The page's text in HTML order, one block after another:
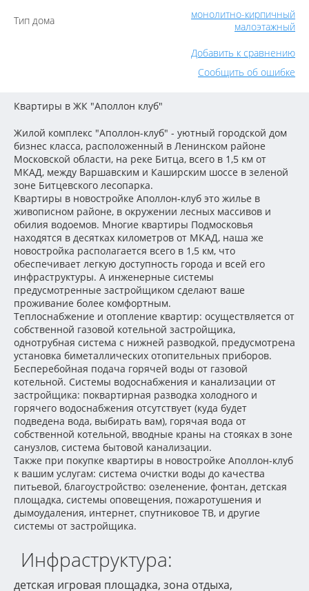
Тип дома
монолитно-кирпичный
малоэтажный
Добавить к сравнению
Сообщить об ошибке
Квартиры в ЖК "Аполлон клуб"
Жилой комплекс "Аполлон-клуб" - уютный городской дом
бизнес класса, расположенный в Ленинском районе
Московской области, на реке Битца, всего в 1,5 км от
МКАД, между Варшавским и Каширским шоссе в зеленой
зоне Битцевского лесопарка.
Квартиры в новостройке Аполлон-клуб это жилье в
живописном районе, в окружении лесных массивов и
обилия водоемов. Многие квартиры Подмосковья
находятся в десятках километров от МКАД, наша же
новостройка располагается всего в 1,5 км, что
обеспечивает легкую доступность города и всей его
инфраструктуры. А инженерные системы
предусмотренные застройщиком сделают ваше
проживание более комфортным.
Теплоснабжение и отопление квартир: осуществляется от
собственной газовой котельной застройщика,
однотрубная система с нижней разводкой, предусмотрена
установка биметаллических отопительных приборов.
Бесперебойная подача горячей воды от газовой
котельной. Системы водоснабжения и канализации от
застройщика: поквартирная разводка холодного и
горячего водоснабжения отсутствует (куда будет
подведена вода, выбирать вам), горячая вода от
собственной котельной, вводные краны на стояках в зоне
санузлов, система бытовой канализации.
Также при покупке квартиры в новостройке Аполлон-клуб
к вашим услугам: система очистки воды до качества
питьевой, благоустройство: озеленение, фонтан, детская
площадка, системы оповещения, пожаротушения и
дымоудаления, интернет, спутниковое ТВ, и другие
системы от застройщика.
Инфраструктура:
детская игровая площадка, зона отдыха,